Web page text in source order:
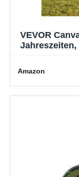
VEVOR
Boden
Camping &
Amazon